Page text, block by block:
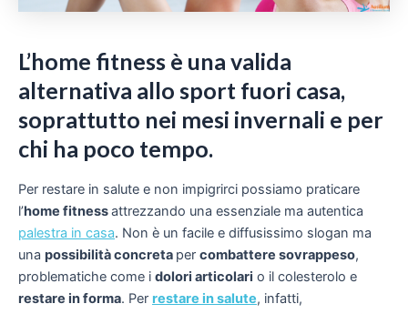
L’home fitness è una valida
alternativa allo sport fuori casa,
soprattutto nei mesi invernali e per
chi ha poco tempo.
Per restare in salute e non impigrirci possiamo praticare
l’home fitnessattrezzando una essenziale ma autentica
palestra in casa. Non è un facile e diffusissimo slogan ma
una possibilità concreta per combattere sovrappeso,
problematiche come i dolori articolari o il colesterolo e
restare in forma. Per restare in salute, infatti,